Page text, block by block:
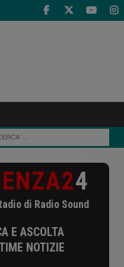
4
di Radio Sound
E ASCOLTA
NOTIZIE